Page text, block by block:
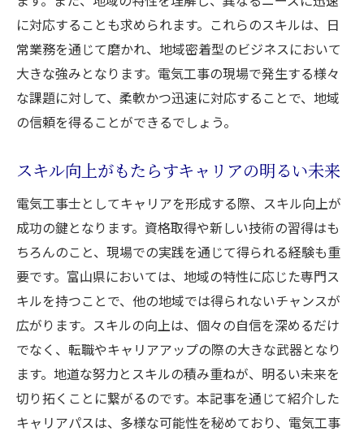
に対応することも求められます。これらのスキルは、日
常業務を通じて磨かれ、地域密着型のビジネスにおいて
大きな強みとなります。電気工事の現場で発生する様々
な課題に対して、柔軟かつ迅速に対応することで、地域
の信頼を得ることができるでしょう。
スキル向上がもたらすキャリアの明るい未来
電気工事士としてキャリアを形成する際、スキル向上が
成功の鍵となります。資格取得や新しい技術の習得はも
ちろんのこと、現場での実践を通じて得られる経験も重
要です。富山県においては、地域の特性に応じた専門ス
キルを持つことで、他の地域では得られないチャンスが
広がります。スキルの向上は、個々の自信を深めるだけ
でなく、転職やキャリアアップの際の大きな武器となり
ます。地道な努力とスキルの積み重ねが、明るい未来を
切り拓くことに繋がるのです。本記事を通じて紹介した
キャリアパスは、多様な可能性を秘めており、電気工事